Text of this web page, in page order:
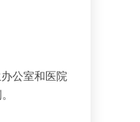
公室和医院